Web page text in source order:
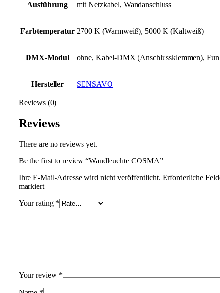
Ausführung mit Netzkabel, Wandanschluss
Farbtemperatur 2700 K (Warmweiß), 5000 K (Kaltweiß)
DMX-Modul ohne, Kabel-DMX (Anschlussklemmen),
Hersteller SENSAVO
Reviews (0)
Reviews
There are no reviews yet.
Be the first to review “Wandleuchte COSMA”
Ihre E-Mail-Adresse wird nicht veröffentlicht. Erforderliche
markiert
Your rating *
Your review *